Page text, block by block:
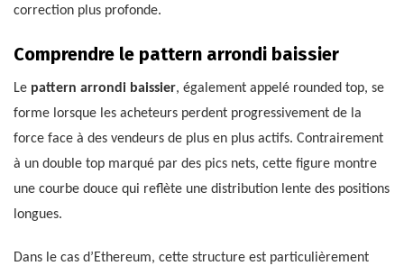
correction plus profonde.
Comprendre le pattern arrondi baissier
Le pattern arrondi baissier, également appelé rounded top, se
forme lorsque les acheteurs perdent progressivement de la
force face à des vendeurs de plus en plus actifs. Contrairement
à un double top marqué par des pics nets, cette figure montre
une courbe douce qui reflète une distribution lente des positions
longues.
Dans le cas d’Ethereum, cette structure est particulièrement